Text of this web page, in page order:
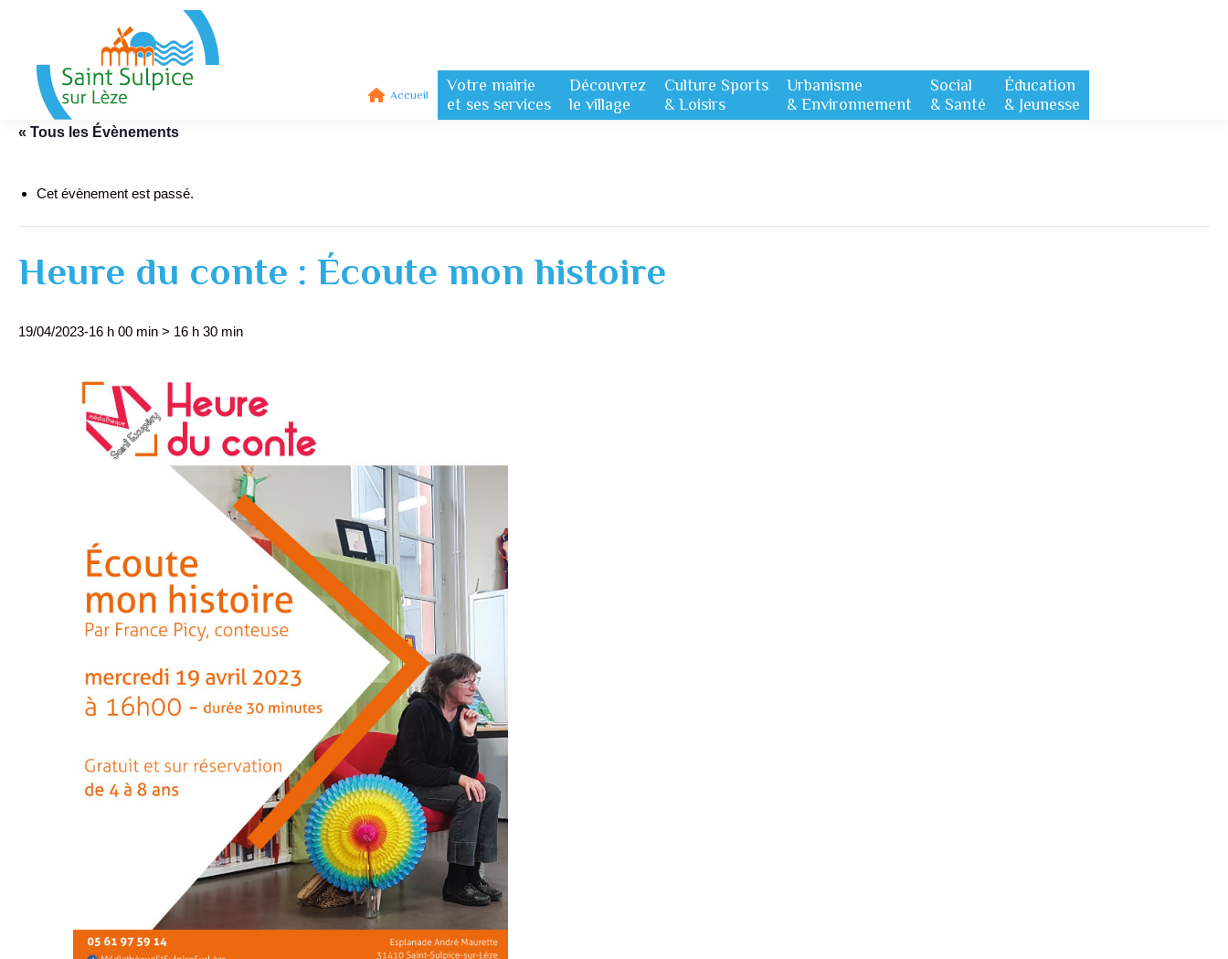
Accueil
Votre mairie
et ses services
Découvrez
le village
Culture Sports
& Loisirs
Urbanisme
& Environnement
Social
& Santé
Éducation
& Jeunesse
« Tous les Évènements
Cet évènement est passé.
Heure du conte : Écoute mon histoire
19/04/2023-16 h 00 min > 16 h 30 min